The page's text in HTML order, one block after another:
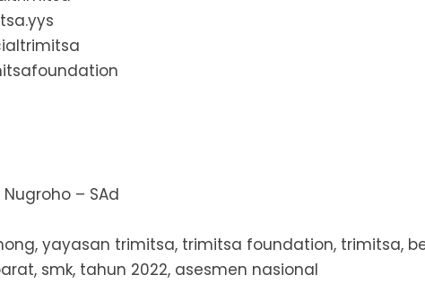
– SAd
yayasan trimitsa, trimitsa foundation, trimitsa,
smk, tahun 2022, asesmen nasional